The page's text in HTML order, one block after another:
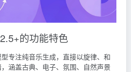
的功能特色
型专注纯音乐生成，直接以旋律、和
涵盖古典、电子、氛围、自然声景